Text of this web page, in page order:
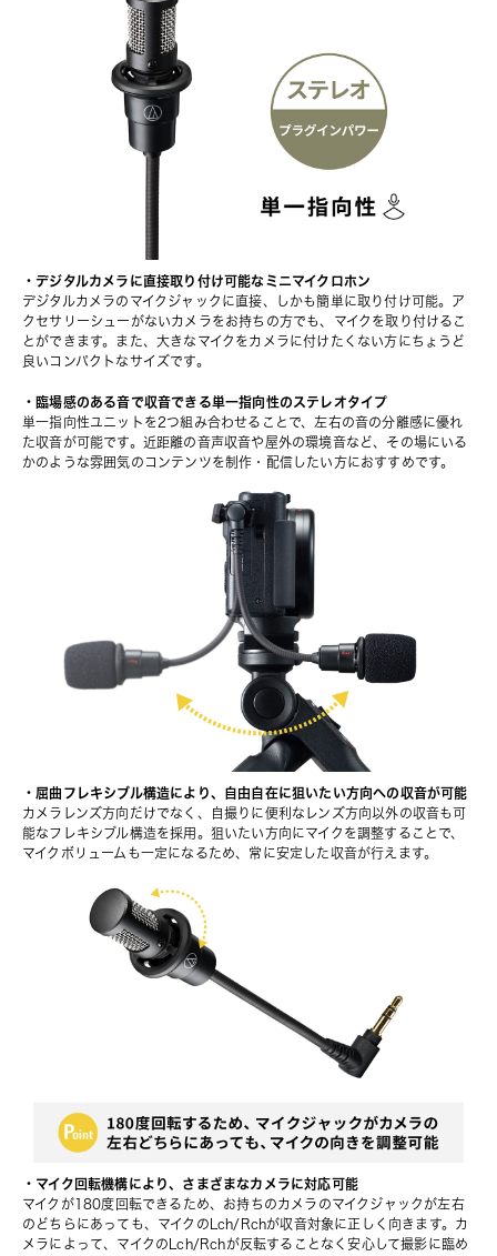
・デジタルカメラに直接取り付け可能なミニマイクロホン
デジタルカメラのマイクジャックに直接、しかも簡単に取り付け可能。ア
クセサリーシューがないカメラをお持ちの方でも、マイクを取り付けるこ
とができます。また、大きなマイクをカメラに付けたくない方にちょうど
良いコンパクトなサイズです。
・臨場感のある音で収音できる単一指向性のステレオタイプ
単一指向性ユニットを2つ組み合わせることで、左右の音の分離感に優れ
た収音が可能です。近距離の音声収音や屋外の環境音など、その場にいる
かのような雰囲気のコンテンツを制作・配信したい方におすすめです。
・屈曲フレキシブル構造により、自由自在に狙いたい方向への収音が可能
カメラレンズ方向だけでなく、自撮りに便利なレンズ方向以外の収音も可
能なフレキシブル構造を採用。狙いたい方向にマイクを調整することで、
マイクボリュームも一定になるため、常に安定した収音が行えます。
・マイク回転機構により、さまざまなカメラに対応可能
マイクが180度回転できるため、お持ちのカメラのマイクジャックが左右
のどちらにあっても、マイクのLch/Rchが収音対象に正しく向きます。カ
メラによって、マイクのLch/Rchが反転することなく安心して撮影に臨め